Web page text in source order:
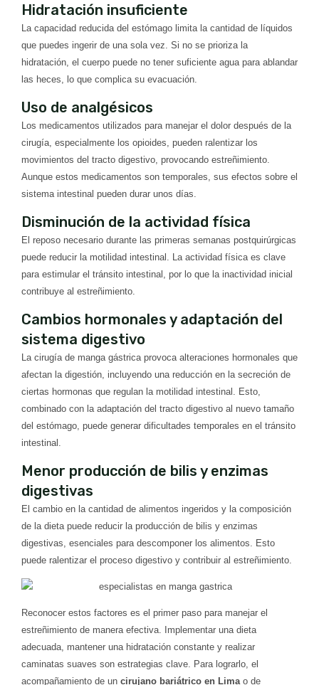
Hidratación insuficiente
La capacidad reducida del estómago limita la cantidad de líquidos
que puedes ingerir de una sola vez. Si no se prioriza la
hidratación, el cuerpo puede no tener suficiente agua para ablandar
las heces, lo que complica su evacuación.
Uso de analgésicos
Los medicamentos utilizados para manejar el dolor después de la
cirugía, especialmente los opioides, pueden ralentizar los
movimientos del tracto digestivo, provocando estreñimiento.
Aunque estos medicamentos son temporales, sus efectos sobre el
sistema intestinal pueden durar unos días.
Disminución de la actividad física
El reposo necesario durante las primeras semanas postquirúrgicas
puede reducir la motilidad intestinal. La actividad física es clave
para estimular el tránsito intestinal, por lo que la inactividad inicial
contribuye al estreñimiento.
Cambios hormonales y adaptación del
sistema digestivo
La cirugía de manga gástrica provoca alteraciones hormonales que
afectan la digestión, incluyendo una reducción en la secreción de
ciertas hormonas que regulan la motilidad intestinal. Esto,
combinado con la adaptación del tracto digestivo al nuevo tamaño
del estómago, puede generar dificultades temporales en el tránsito
intestinal.
Menor producción de bilis y enzimas
digestivas
El cambio en la cantidad de alimentos ingeridos y la composición
de la dieta puede reducir la producción de bilis y enzimas
digestivas, esenciales para descomponer los alimentos. Esto
puede ralentizar el proceso digestivo y contribuir al estreñimiento.
Reconocer estos factores es el primer paso para manejar el
estreñimiento de manera efectiva. Implementar una dieta
adecuada, mantener una hidratación constante y realizar
caminatas suaves son estrategias clave. Para lograrlo, el
acompañamiento de un cirujano bariátrico en Limao de